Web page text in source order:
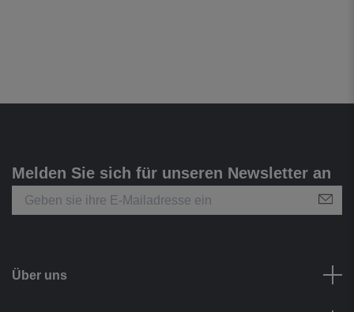
Melden Sie sich für unseren Newsletter an
Über uns